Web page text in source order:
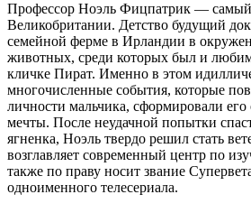
Профессор Ноэль Фицпатрик — самый
Великобритании. Детство будущий
семейной ферме в Ирландии в
животных, среди которых был и
кличке Пират. Именно в этом
многочисленные события, которые
личности мальчика, сформировали
мечты. После неудачной попытки
ягненка, Ноэль твердо решил стать
возглавляет современный центр по
также по праву носит звание
одноименного телесериала.